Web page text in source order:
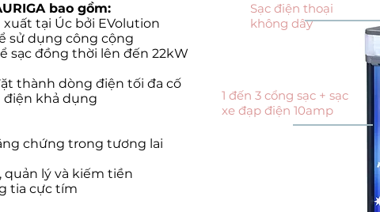
bao gồm:
tại Úc bởi EVolution
sử dụng công cộng
sạc đồng thời lên đến 22kW
thành dòng điện tối đa cố
khả dụng
chứng trong tương lai
quản lý và kiếm tiền
tia cực tím
Sạc điện thoại
không dây
1 đến 3 cổng sạc + sạc
xe đạp điện 10amp